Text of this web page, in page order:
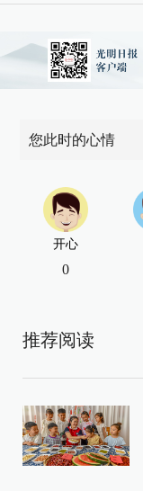
您此时的心情
开心
0
推荐阅读